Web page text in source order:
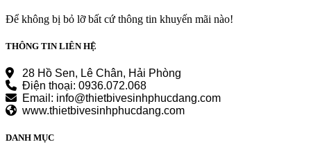
Để không bị bỏ lỡ bất cứ thông tin khuyến mãi nào!
THÔNG TIN LIÊN HỆ
28 Hồ Sen, Lê Chân, Hải Phòng
Điện thoại: 0936.072.068
Email: info@thietbivesinhphucdang.com
www.thietbivesinhphucdang.com
DANH MỤC